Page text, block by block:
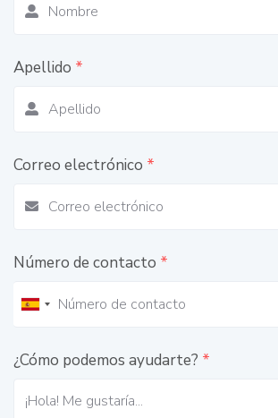
Apellido *
Correo electrónico *
Número de contacto *
¿Cómo podemos ayudarte? *